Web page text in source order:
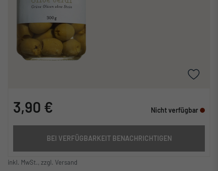
3,90 € Nicht verfügbar
BEI VERFÜGBARKEIT BENACHRICHTIGEN
inkl. MwSt., zzgl. Versand